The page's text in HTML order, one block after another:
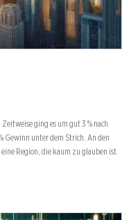
ging es um gut 3 % nach
Gewinn unter dem Strich. An den
Region, die kaum zu glauben ist.